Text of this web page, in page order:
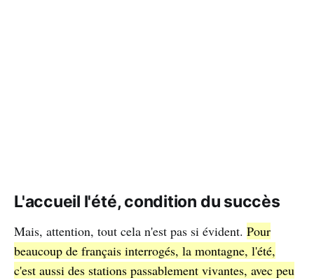
L'accueil l'été, condition du succès
Mais, attention, tout cela n'est pas si évident. Pour
beaucoup de français interrogés, la montagne, l'été,
c'est aussi des stations passablement vivantes, avec peu